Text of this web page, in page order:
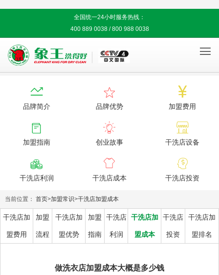
全国统一24小时服务热线：
400 889 0038 / 800 988 0038


品牌简介

品牌优势

加盟费用

加盟指南

创业故事

干洗店设备

干洗店利润

干洗店成本

干洗店投资
当前位置： 首页>加盟常识>干洗店加盟成本
干洗店加
盟费用
加盟
流程
干洗店加
盟优势
加盟
指南
干洗店
利润
干洗店加
盟成本
干洗店
投资
干洗店加
盟排名
做洗衣店加盟成本大概是多少钱